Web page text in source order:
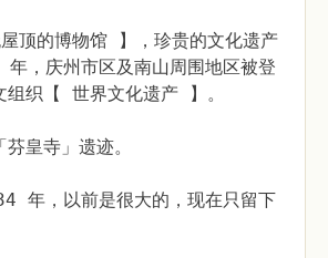
顶的博物馆 】，珍贵的文化遗产
，庆州市区及南山周围地区被登
组织【 世界文化遗产 】。
皇寺」遗迹。
年，以前是很大的，现在只留下